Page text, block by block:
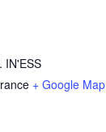
IN'ESS
+ Google Map